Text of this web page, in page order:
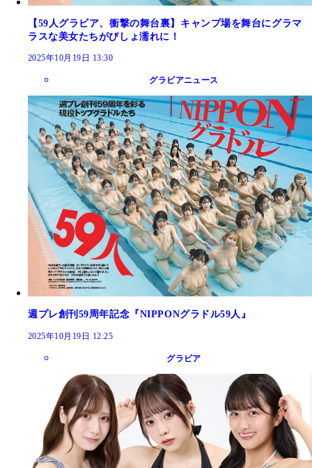
【59人グラビア、衝撃の舞台裏】キャンプ場を舞台にグラマ
ラスな美女たちがびしょ濡れに！
2025年10月19日 13:30
グラビアニュース
週プレ創刊59周年記念『NIPPONグラドル59人』
2025年10月19日 12:25
グラビア